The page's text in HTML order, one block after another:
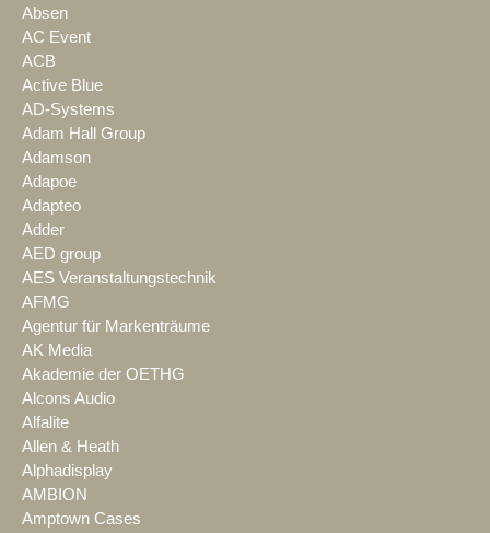
Absen
AC Event
ACB
Active Blue
AD-Systems
Adam Hall Group
Adamson
Adapoe
Adapteo
Adder
AED group
AES Veranstaltungstechnik
AFMG
Agentur für Markenträume
AK Media
Akademie der OETHG
Alcons Audio
Alfalite
Allen & Heath
Alphadisplay
AMBION
Amptown Cases